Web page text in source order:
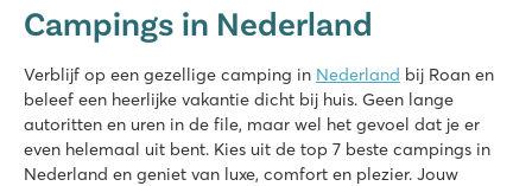
Nederland - - Noord Brabant - Kaatsheuvel
Verwarmd binnenzwembad, gave buitenglijbanen én
Prachtige ligging bij de Loonse en Drunense duinen
Op slechts 8 autominuten van pretpark de Efteling
Campings in Nederland
Verblijf op een gezellige camping in Nederland bij Roan en
beleef een heerlijke vakantie dicht bij huis. Geen lange
autoritten en uren in de file, maar wel het gevoel dat je er
even helemaal uit bent. Kies uit de top 7 beste campings in
Nederland en geniet van luxe, comfort en plezier. Jouw